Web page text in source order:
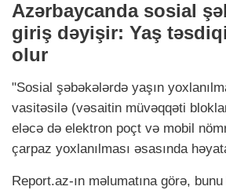
Azərbaycanda sosial
giriş dəyişir: Yaş
olur
"Sosial şəbəkələrdə yaşın
vasitəsilə (vəsaitin müvəqqəti
eləcə də elektron poçt və mobil
çarpaz yoxlanılması əsasında
Report.az-ın məlumatına görə,